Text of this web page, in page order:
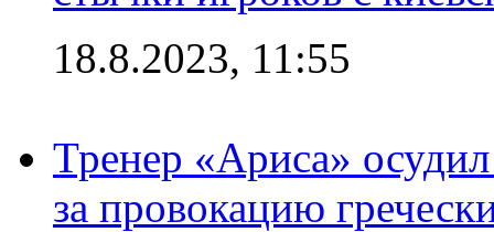
18.8.2023, 11:55
Тренер «Ариса»
за провокацию